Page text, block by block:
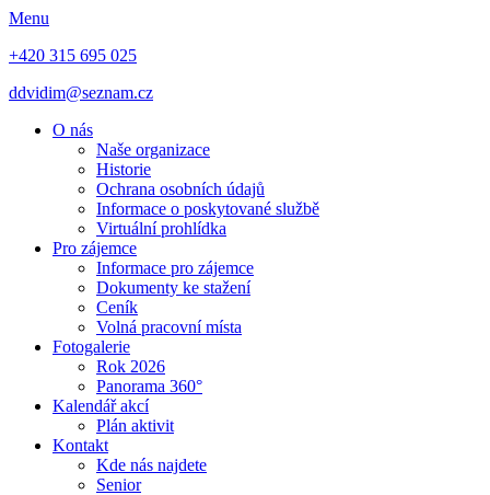
Menu
+420 315 695 025
ddvidim@seznam.cz
O nás
Naše organizace
Historie
Ochrana osobních údajů
Informace o poskytované službě
Virtuální prohlídka
Pro zájemce
Informace pro zájemce
Dokumenty ke stažení
Ceník
Volná pracovní místa
Fotogalerie
Rok 2026
Panorama 360°
Kalendář akcí
Plán aktivit
Kontakt
Kde nás najdete
Senior